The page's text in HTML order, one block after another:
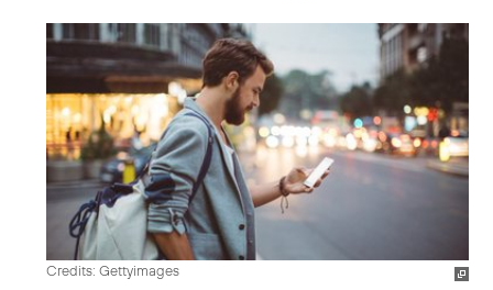
Credits: Gettyimages